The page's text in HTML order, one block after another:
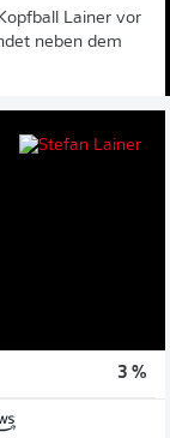
Lainer vor
neben dem
3 %